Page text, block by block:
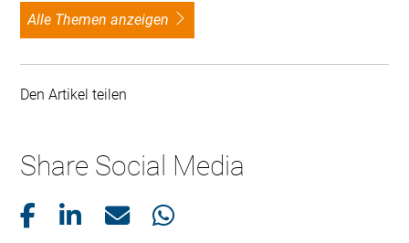
alle Themen anzeigen
Den Artikel teilen
Share Social Media